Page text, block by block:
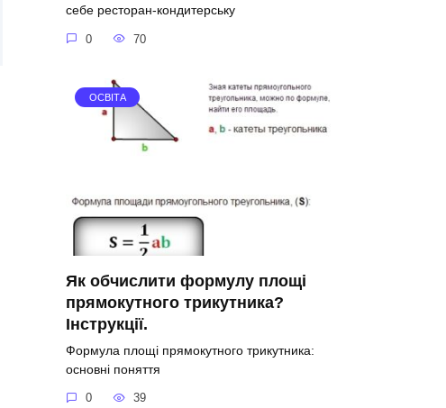
себе ресторан-кондитерську
0 70
ОСВІТА
Як обчислити формулу площі
прямокутного трикутника?
Інструкції.
Формула площі прямокутного трикутника:
основні поняття
0 39